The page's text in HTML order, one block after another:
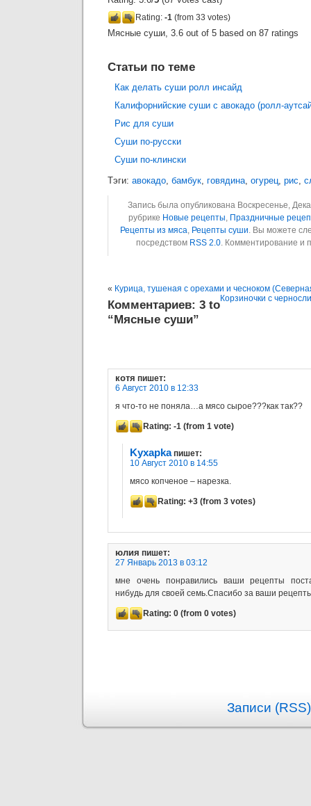
Rating: -1 (from 33 votes)
Мясные суши, 3.6 out of 5 based on 87 ratings
Статьи по теме
Как делать суши ролл инсайд
Калифорнийские суши с авокадо (ролл-
Рис для суши
Суши по-русски
Суши по-клински
Тэги: авокадо, бамбук, говядина, огурец, рис,
Запись была опубликована Воскресенье,
рубрике Новые рецепты, Праздничные
Рецепты из мяса, Рецепты суши. Вы можете
посредством RSS 2.0. Комментирование и
« Курица, тушеная с орехами и чесноком
Корзиночки с
Комментариев: 3 to
“Мясные суши”
котя пишет:
6 Август 2010 в 12:33
я что-то не поняла…а мясо сырое???как так??
Rating: -1 (from 1 vote)
Kyxapka пишет:
10 Август 2010 в 14:55
мясо копченое – нарезка.
Rating: +3 (from 3 votes)
юлия пишет:
27 Январь 2013 в 03:12
мне очень понравились ваши рецепты
нибудь для своей семь.Спасибо за ваши
Rating: 0 (from 0 votes)
Записи (RSS)